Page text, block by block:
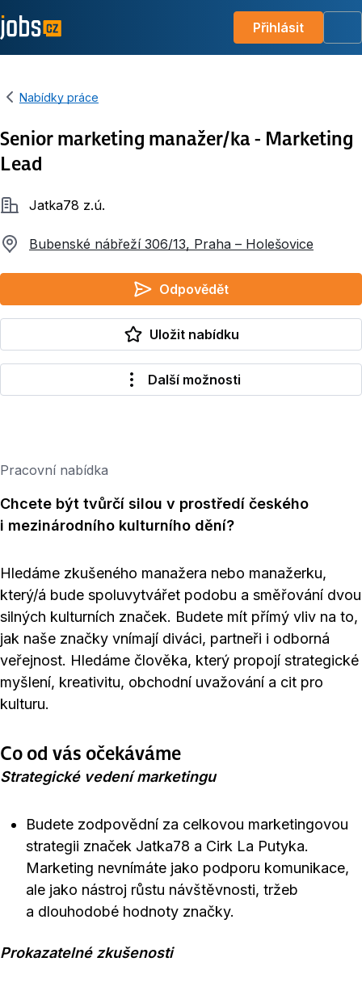
Přihlásit
Nabídky práce
Senior marketing manažer/ka - Marketing
Lead
SpolečnostJatka78 z.ú.
Bubenské nábřeží 306/13, Praha – Holešovice
Odpovědět
Uložit nabídku
Další možnosti
Pracovní nabídka
Chcete být tvůrčí silou v prostředí českého
i mezinárodního kulturního dění?
Hledáme zkušeného manažera nebo manažerku,
který/á bude spoluvytvářet podobu a směřování dvou
silných kulturních značek. Budete mít přímý vliv na to,
jak naše značky vnímají diváci, partneři i odborná
veřejnost. Hledáme člověka, který propojí strategické
myšlení, kreativitu, obchodní uvažování a cit pro
kulturu.
Co od vás očekáváme
Strategické vedení marketingu
Budete zodpovědní za celkovou marketingovou
strategii značek Jatka78 a Cirk La Putyka.
Marketing nevnímáte jako podporu komunikace,
ale jako nástroj růstu návštěvnosti, tržeb
a dlouhodobé hodnoty značky.
Prokazatelné zkušenosti